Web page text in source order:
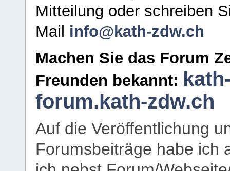
Mitteilung oder schreiben
Mail info@kath-zdw.ch
Machen Sie das Forum
Freunden bekannt:
forum.kath-zdw.ch
Auf die Veröffentlichung
Forumsbeiträge habe ich